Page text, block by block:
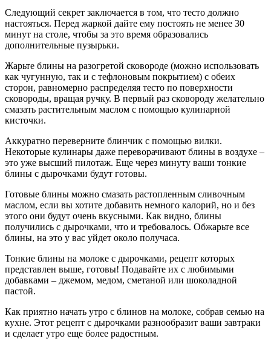
Следующий секрет заключается в том, что тесто должно
настояться. Перед жаркой дайте ему постоять не менее 30
минут на столе, чтобы за это время образовались
дополнительные пузырьки.
Жарьте блины на разогретой сковороде (можно использовать
как чугунную, так и с тефлоновым покрытием) с обеих
сторон, равномерно распределяя тесто по поверхности
сковороды, вращая ручку. В первый раз сковороду желательно
смазать растительным маслом с помощью кулинарной
кисточки.
Аккуратно переверните блинчик с помощью вилки.
Некоторые кулинары даже переворачивают блины в воздухе –
это уже высший пилотаж. Еще через минуту ваши тонкие
блины с дырочками будут готовы.
Готовые блины можно смазать растопленным сливочным
маслом, если вы хотите добавить немного калорий, но и без
этого они будут очень вкусными. Как видно, блины
получились с дырочками, что и требовалось. Обжарьте все
блины, на это у вас уйдет около получаса.
Тонкие блины на молоке с дырочками, рецепт которых
представлен выше, готовы! Подавайте их с любимыми
добавками – джемом, медом, сметаной или шоколадной
пастой.
Как приятно начать утро с блинов на молоке, собрав семью на
кухне. Этот рецепт с дырочками разнообразит ваши завтраки
и сделает утро еще более радостным.